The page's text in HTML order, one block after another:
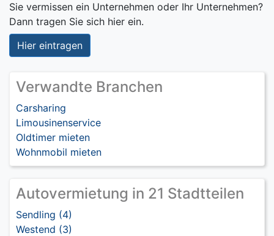
Sie vermissen ein Unternehmen oder Ihr Unternehmen?
Dann tragen Sie sich hier ein.
Hier eintragen
Verwandte Branchen
Carsharing
Limousinenservice
Oldtimer mieten
Wohnmobil mieten
Autovermietung in 21 Stadtteilen
Sendling (4)
Westend (3)